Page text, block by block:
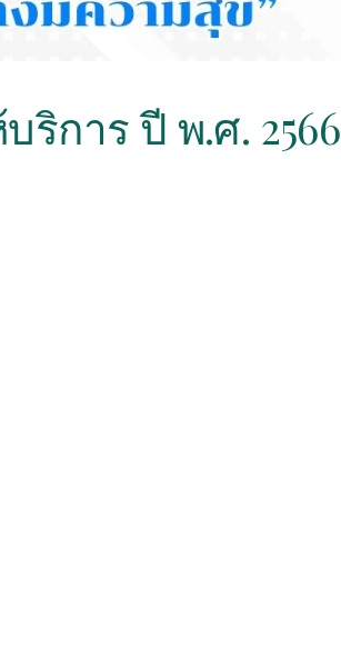
ริการ ปี พ.ศ. 2566